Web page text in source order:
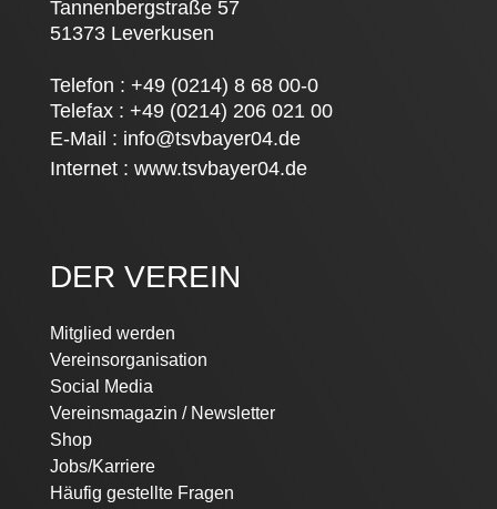
Tannenbergstraße 57
51373 Leverkusen
Telefon : +49 (0214) 8 68 00-0
Telefax : +49 (0214) 206 021 00
E-Mail : info@tsvbayer04.de
Internet : www.tsvbayer04.de
DER VEREIN
Navigation
überspringen
Mitglied werden
Vereinsorganisation
Social Media
Vereinsmagazin / Newsletter
Shop
Jobs/Karriere
Häufig gestellte Fragen